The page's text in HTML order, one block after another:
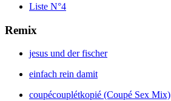
Liste N°4
Remix
jesus und der fischer
einfach rein damit
coupécouplétkopié (Coupé Sex Mix)